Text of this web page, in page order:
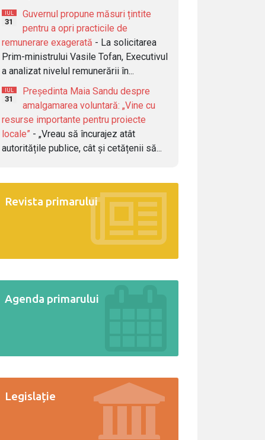
IUL
31
Guvernul propune măsuri țintite
pentru a opri practicile de
remunerare exagerată - La solicitarea
Prim-ministrului Vasile Tofan, Executivul
a analizat nivelul remunerării în...
IUL
31
Președinta Maia Sandu despre
amalgamarea voluntară: „Vine cu
resurse importante pentru proiecte
locale” - „Vreau să încurajez atât
autoritățile publice, cât și cetățenii să...
Revista primarului
Agenda primarului
Legislație